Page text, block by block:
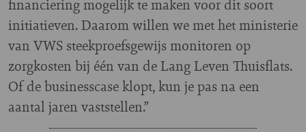
financiering mogelijk te maken voor dit soort
initiatieven. Daarom willen we met het ministerie
van VWS steekproefsgewijs monitoren op
zorgkosten bij één van de Lang Leven Thuisflats.
Of de businesscase klopt, kun je pas na een
aantal jaren vaststellen.”